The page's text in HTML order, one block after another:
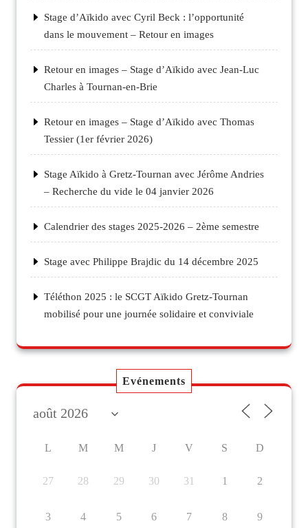
Stage d’Aïkido avec Cyril Beck : l’opportunité
dans le mouvement – Retour en images
Retour en images – Stage d’Aïkido avec Jean-Luc
Charles à Tournan-en-Brie
Retour en images – Stage d’Aïkido avec Thomas
Tessier (1er février 2026)
Stage Aïkido à Gretz-Tournan avec Jérôme Andries
– Recherche du vide le 04 janvier 2026
Calendrier des stages 2025-2026 – 2ème semestre
Stage avec Philippe Brajdic du 14 décembre 2025
Téléthon 2025 : le SCGT Aïkido Gretz-Tournan
mobilisé pour une journée solidaire et conviviale
Evénements
L M M J V S D
27 28 29 30 31 1 2
3 4 5 6 7 8 9